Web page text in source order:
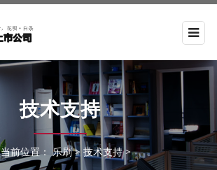
技术支持
当前位置： 乐刷> 技术支持>